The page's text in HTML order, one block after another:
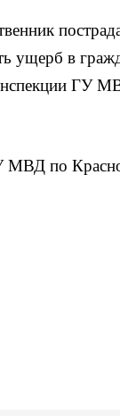
ущерб в
ГУ
МВД по